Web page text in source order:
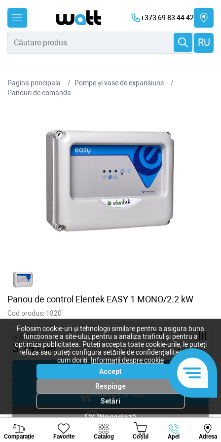
+373 69 83 44 42
RU
Pagina principala
Pompe și vase de expansiune
Panouri de comanda
Panou de control Elentek EASY 1 MONO/2.2 kW
Cod produs: 1820
3 844lei
3 192lei - +
Cumpără acum
Adaugă în coș
Negociază
Solicitare inginer
Comparație Favorite Catalog Coșul Apel Adresa
Viber Whatsapp
Folosim cookie-uri și tehnologii similare pentru a asigura buna
funcționare a site-ului, pentru a analiza traficul și pentru a
optimiza publicitatea. Puteți accepta toate cookie-urile, le puteți
refuza sau puteți configura setările de confidențialitate după
cum doriți.Informații despre cookie
Accept
Respinge
Setări